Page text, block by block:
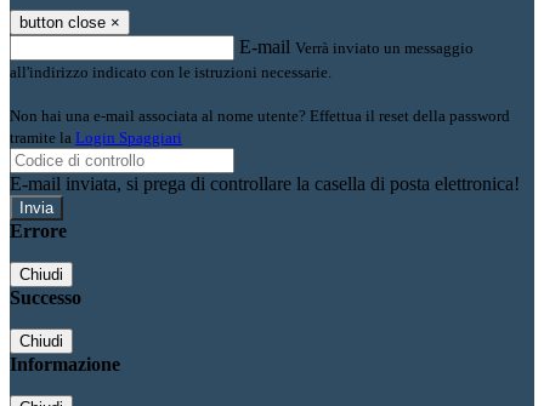
button close ×
E-mail Verrà inviato un messaggio
all'indirizzo indicato con le istruzioni necessarie.
Non hai una e-mail associata al nome utente? Effettua il reset della password
tramite la Login Spaggiari
E-mail inviata, si prega di controllare la casella di posta elettronica!
Errore
Chiudi
Successo
Chiudi
Informazione